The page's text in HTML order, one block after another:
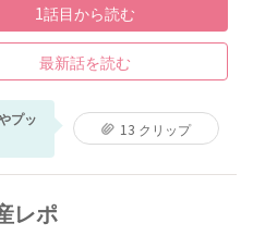
1話目から読む
最新話を読む
プッ
13 クリップ
レポ